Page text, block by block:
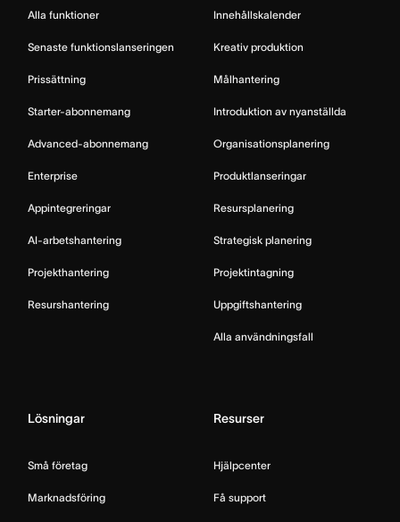
Alla funktioner
Senaste funktionslanseringen
Prissättning
Starter-abonnemang
Advanced-abonnemang
Enterprise
Appintegreringar
AI-arbetshantering
Projekthantering
Resurshantering
Innehållskalender
Kreativ produktion
Målhantering
Introduktion av nyanställda
Organisationsplanering
Produktlanseringar
Resursplanering
Strategisk planering
Projektintagning
Uppgiftshantering
Alla användningsfall
Lösningar
Små företag
Marknadsföring
Resurser
Hjälpcenter
Få support